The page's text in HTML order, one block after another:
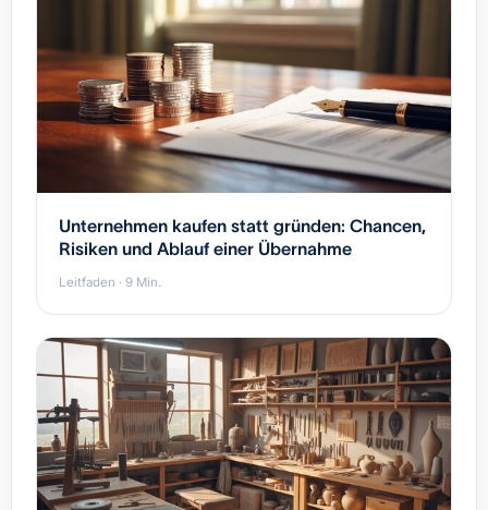
Unternehmen kaufen statt gründen: Chancen,
Risiken und Ablauf einer Übernahme
Leitfaden · 9 Min.